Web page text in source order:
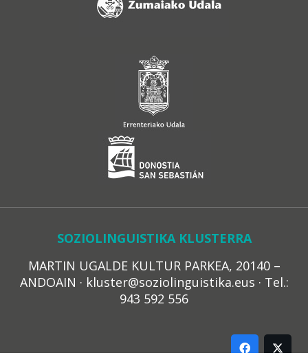
SOZIOLINGUISTIKA KLUSTERRA
MARTIN UGALDE KULTUR PARKEA, 20140 –
ANDOAIN · kluster@soziolinguistika.eus · Tel.:
943 592 556